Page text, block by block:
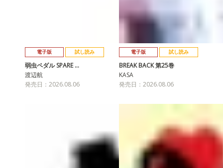
電子版 試し読み
弱虫ペダル SPARE …
渡辺航
発売日：2026.08.06
電子版 試し読み
BREAK BACK 第25巻
KASA
発売日：2026.08.06